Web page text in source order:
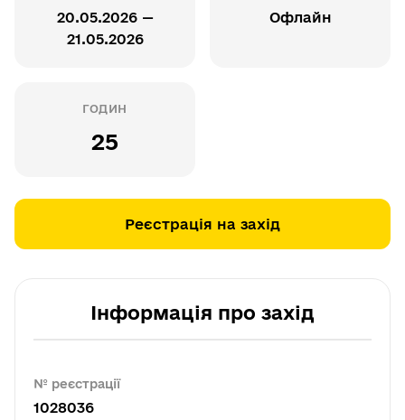
20.05.2026 —
21.05.2026
Офлайн
ГОДИН
25
Реєстрація на захід
Інформація про захід
№ реєстрації
1028036